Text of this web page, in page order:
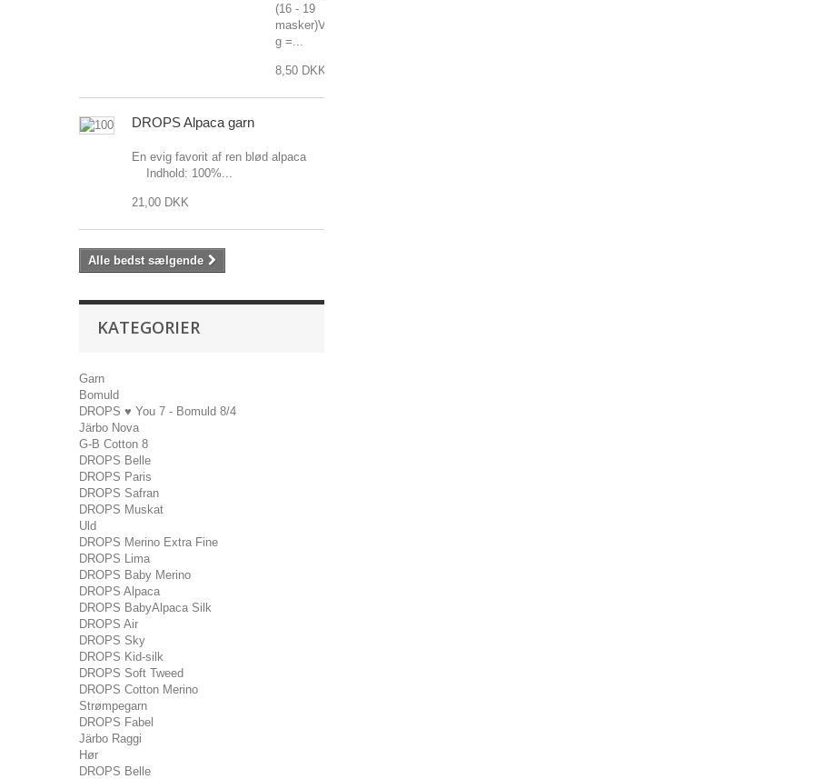
(16 - 19
masker)Vægt/længde: 50
g =...
8,50 DKK
DROPS Alpaca garn
En evig favorit af ren blød alpaca
Indhold: 100%...
21,00 DKK
Alle bedst sælgende
KATEGORIER
Garn
Bomuld
DROPS ♥ You 7 - Bomuld 8/4
Järbo Nova
G-B Cotton 8
DROPS Belle
DROPS Paris
DROPS Safran
DROPS Muskat
Uld
DROPS Merino Extra Fine
DROPS Lima
DROPS Baby Merino
DROPS Alpaca
DROPS BabyAlpaca Silk
DROPS Air
DROPS Sky
DROPS Kid-silk
DROPS Soft Tweed
DROPS Cotton Merino
Strømpegarn
DROPS Fabel
Järbo Raggi
Hør
DROPS Belle